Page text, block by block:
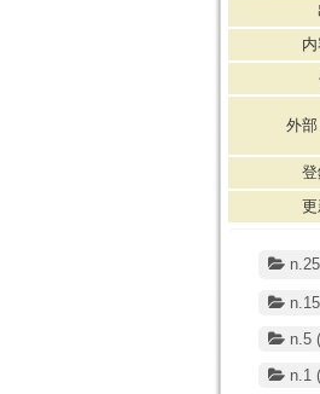
外部
n.25
n.15
n.5
n.1